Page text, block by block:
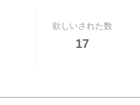
欲しいされた数
17